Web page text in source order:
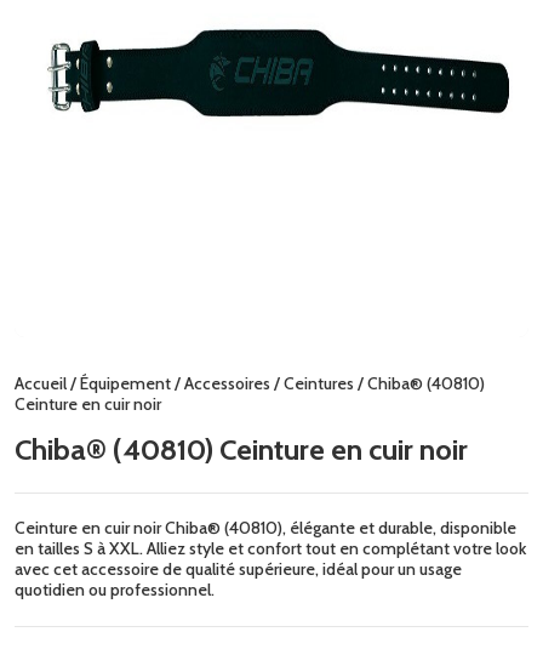
Accueil/Équipement/Accessoires /Ceintures / Chiba® (40810)
Ceinture en cuir noir
Chiba® (40810) Ceinture en cuir noir
Ceinture en cuir noir Chiba® (40810), élégante et durable, disponible
en tailles S à XXL. Alliez style et confort tout en complétant votre look
avec cet accessoire de qualité supérieure, idéal pour un usage
quotidien ou professionnel.